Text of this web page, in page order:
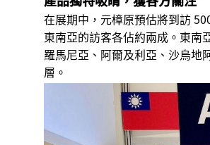
在展期中，元樟原預估將到訪
東南亞的訪客各佔約兩成。東南
羅馬尼亞、阿爾及利亞、沙烏地
層。